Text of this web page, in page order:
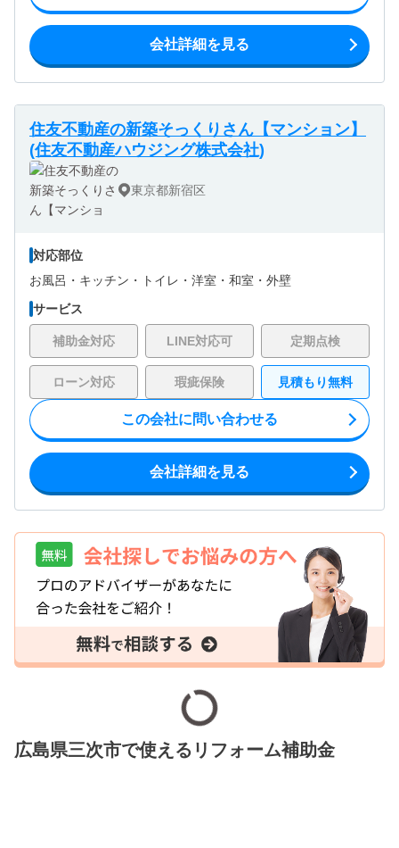
会社詳細を見る
住友不動産の新築そっくりさん【マンション】
(住友不動産ハウジング株式会社)
東京都新宿区
対応部位
お風呂・ キッチン・ トイレ・ 洋室・ 和室・ 外壁
サービス
補助金対応 LINE対応可 定期点検
ローン対応 瑕疵保険 見積もり無料
この会社に問い合わせる
会社詳細を見る
広島県三次市で使えるリフォーム補助金